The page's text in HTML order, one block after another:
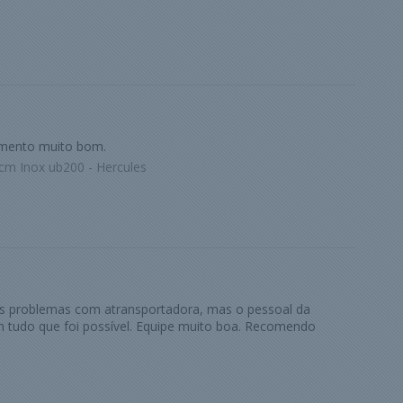
muito bom.
Inox ub200 - Hercules
problemas com atransportadora, mas o pessoal da
que foi possível. Equipe muito boa. Recomendo